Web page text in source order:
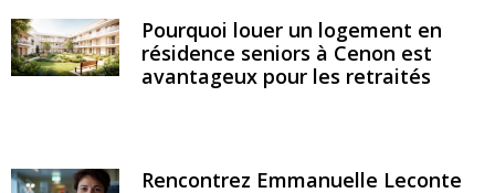
Pourquoi louer un logement en
résidence seniors à Cenon est
avantageux pour les retraités
Rencontrez Emmanuelle Leconte